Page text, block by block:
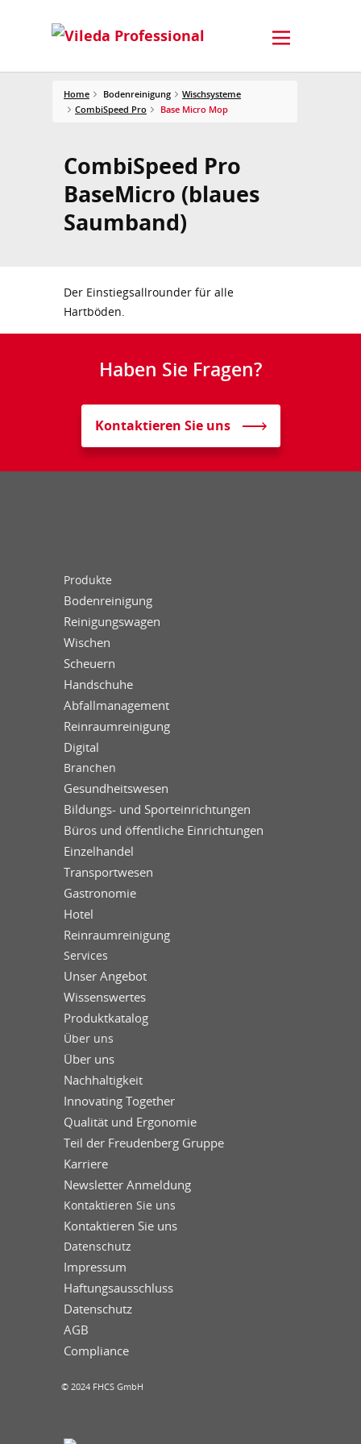
Home Bodenreinigung
Wischsysteme
CombiSpeed Pro
Base Micro Mop
CombiSpeed Pro
BaseMicro (blaues
Saumband)
Der Einstiegsallrounder für alle
Hartböden.
Haben Sie Fragen?
Kontaktieren Sie uns
Produkte
Bodenreinigung
Reinigungswagen
Wischen
Scheuern
Handschuhe
Abfallmanagement
Reinraumreinigung
Digital
Branchen
Gesundheitswesen
Bildungs- und Sporteinrichtungen
Büros und öffentliche Einrichtungen
Einzelhandel
Transportwesen
Gastronomie
Hotel
Reinraumreinigung
Services
Unser Angebot
Wissenswertes
Produktkatalog
Über uns
Über uns
Nachhaltigkeit
Innovating Together
Qualität und Ergonomie
Teil der Freudenberg Gruppe
Karriere
Newsletter Anmeldung
Kontaktieren Sie uns
Kontaktieren Sie uns
Datenschutz
Impressum
Haftungsausschluss
Datenschutz
AGB
Compliance
© 2024 FHCS GmbH